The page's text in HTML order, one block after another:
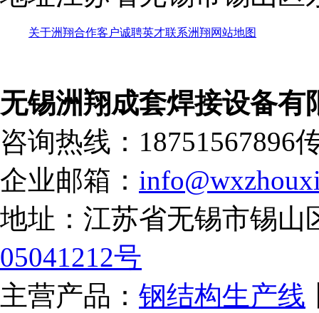
关于洲翔合作客户诚聘英才联系洲翔网站地图
无锡洲翔成套焊接设备有
咨询热线：18751567896
企业邮箱：
地址：江苏省无锡市锡
05041212号
主营产品： 钢结构生产线